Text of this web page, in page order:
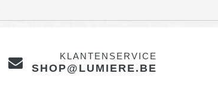
KLANTENSERVICE
SHOP@LUMIERE.BE